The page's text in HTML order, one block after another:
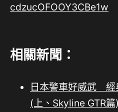
cdzucOFOOY3CBe1w
相關新聞：
日本警車好威武 經
(上、Skyline GTR篇)